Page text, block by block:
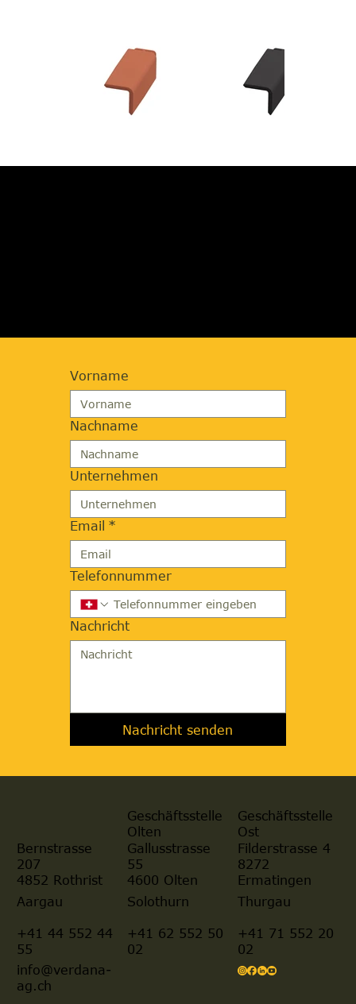
Vorname
Nachname
Unternehmen
Email *
Telefonnummer
Nachricht
Nachricht senden
Bernstrasse
207
4852 Rothrist
Geschäftsstelle
Olten
Gallusstrasse
55
4600 Olten
Geschäftsstelle
Ost
Filderstrasse 4
8272
Ermatingen
Aargau
+41 44 552 44
55
Solothurn
+41 62 552 50
02
Thurgau
+41 71 552 20
02
info@verdana-
ag.ch